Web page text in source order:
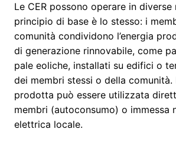
Le CER possono operare in
principio di base è lo stesso: i
comunità condividono l’energia
di generazione rinnovabile, come
pale eoliche, installati su edifici o
dei membri stessi o della comunità.
prodotta può essere utilizzata
membri (autoconsumo) o immessa
elettrica locale.